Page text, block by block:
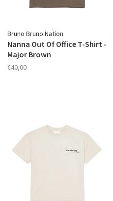
Bruno Bruno Nation
Nanna Out Of Office T-Shirt -
Major Brown
€40,00